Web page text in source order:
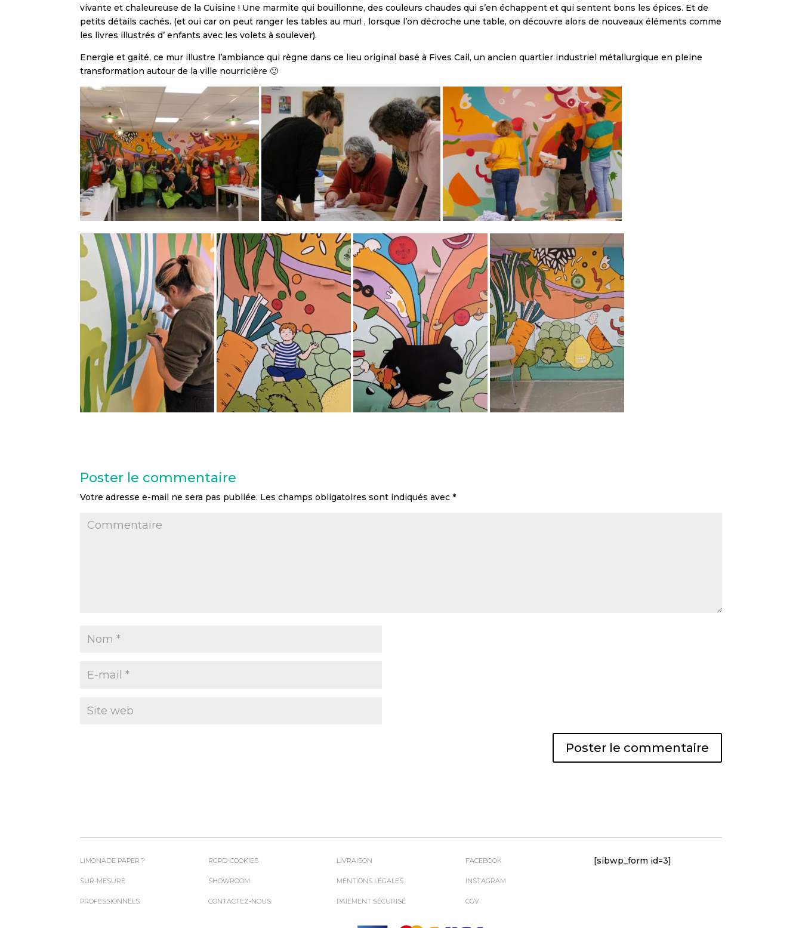
vivante et chaleureuse de la Cuisine ! Une marmite qui bouillonne, des couleurs chaudes qui s’en échappent et qui sentent bons les épices. Et de
petits détails cachés. (et oui car on peut ranger les tables au mur! , lorsque l’on décroche une table, on découvre alors de nouveaux éléments comme
les livres illustrés d’ enfants avec les volets à soulever).
Energie et gaité, ce mur illustre l’ambiance qui règne dans ce lieu original basé à Fives Cail, un ancien quartier industriel métallurgique en pleine
transformation autour de la ville nourricière 🙂
Poster le commentaire
Votre adresse e-mail ne sera pas publiée. Les champs obligatoires sont indiqués avec*
LIMONADE PAPER ?
SUR-MESURE
PROFESSIONNELS
RGPD-COOKIES
SHOWROOM
CONTACTEZ-NOUS
LIVRAISON
MENTIONS LÉGALES
PAIEMENT SÉCURISÉ
FACEBOOK
INSTAGRAM
CGV
[sibwp_form id=3]